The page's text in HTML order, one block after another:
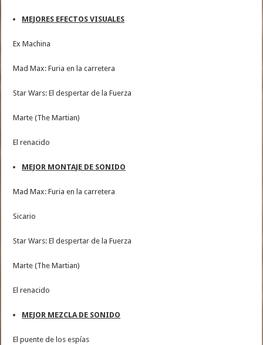
MEJORES EFECTOS VISUALES
Ex Machina
Mad Max: Furia en la carretera
Star Wars: El despertar de la Fuerza
Marte (The Martian)
El renacido
MEJOR MONTAJE DE SONIDO
Mad Max: Furia en la carretera
Sicario
Star Wars: El despertar de la Fuerza
Marte (The Martian)
El renacido
MEJOR MEZCLA DE SONIDO
El puente de los espías